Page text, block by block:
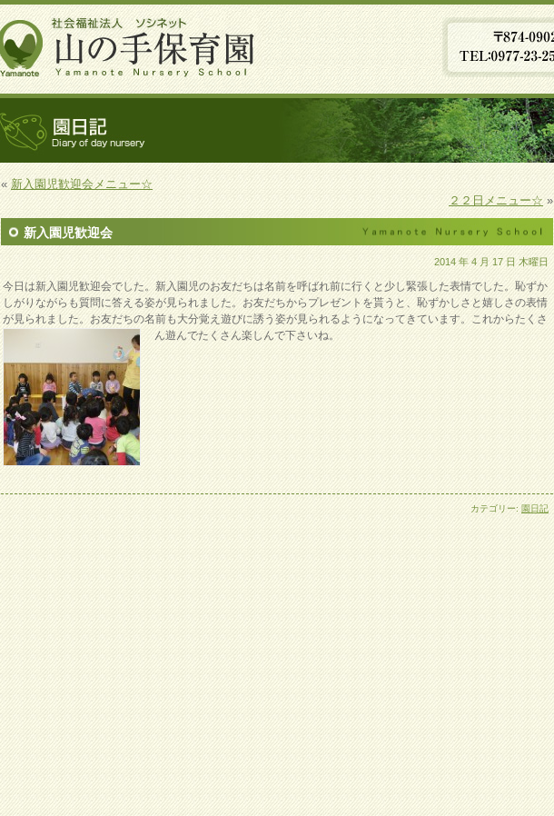
«新入園児歓迎会メニュー☆
２２日メニュー☆ »
新入園児歓迎会
2014 年 4 月 17 日 木曜日
今日は新入園児歓迎会でした。新入園児のお友だちは名前を呼ばれ前に行くと少し緊張した表情でした。恥ずか
しがりながらも質問に答える姿が見られました。お友だちからプレゼントを貰うと、恥ずかしさと嬉しさの表情
が見られました。お友だちの名前も大分覚え遊びに誘う姿が見られるようになってきています。これからたくさ
ん遊んでたくさん楽しんで下さいね。
カテゴリー: 園日記